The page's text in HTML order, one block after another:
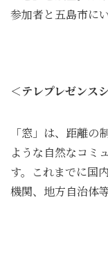
参加者と五島市に
＜テレプレゼンス
「窓」は、距離の
ような自然なコミ
す。これまでに国
機関、地方自治体